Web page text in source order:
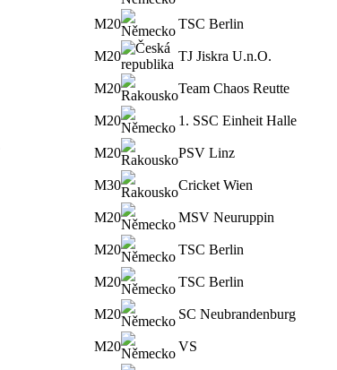
M20 TSC Berlin
M20 TJ Jiskra U.n.O.
M20 Team Chaos Reutte
M20 1. SSC Einheit Halle
M20 PSV Linz
M30 Cricket Wien
M20 MSV Neuruppin
M20 TSC Berlin
M20 TSC Berlin
M20 SC Neubrandenburg
M20 VS